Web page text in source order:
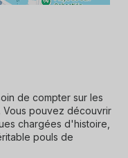
de compter sur les
Vous pouvez découvrir
chargées d'histoire,
pouls de